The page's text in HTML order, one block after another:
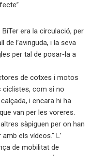
era la circulació, per
de l’avinguda, i la seva
per tal de posar-la a
de cotxes i motos
ciclistes, com si no
i encara hi ha
van per les voreres.
sàpiguen per on han
els vídeos.” L’
de mobilitat de